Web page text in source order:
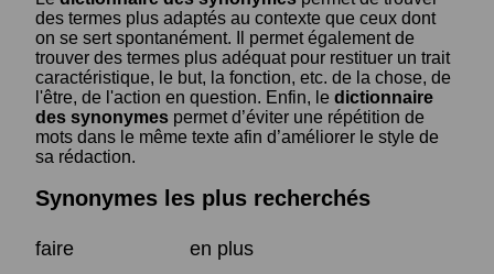
des termes plus adaptés au contexte que ceux dont
on se sert spontanément. Il permet également de
trouver des termes plus adéquat pour restituer un trait
caractéristique, le but, la fonction, etc. de la chose, de
l'être, de l'action en question. Enfin, le dictionnaire
des synonymes permet d’éviter une répétition de
mots dans le même texte afin d’améliorer le style de
sa rédaction.
Synonymes les plus recherchés
faire
en plus